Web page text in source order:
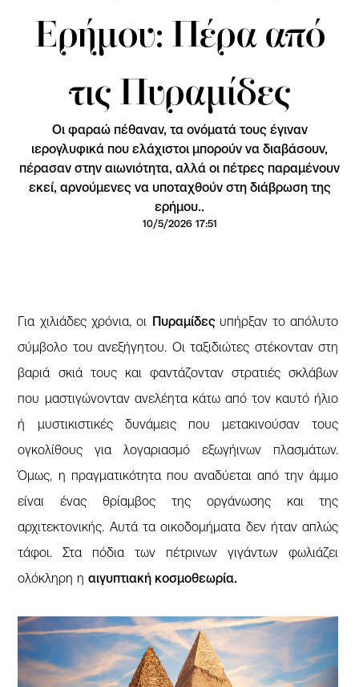
Ερήμου: Πέρα από
τις Πυραμίδες
Οι φαραώ πέθαναν, τα ονόματά τους έγιναν
ιερογλυφικά που ελάχιστοι μπορούν να διαβάσουν,
πέρασαν στην αιωνιότητα, αλλά οι πέτρες παραμένουν
εκεί, αρνούμενες να υποταχθούν στη διάβρωση της
ερήμου..
10/5/2026 17:51
Για χιλιάδες χρόνια, οι Πυραμίδες υπήρξαν το απόλυτο
σύμβολο του ανεξήγητου. Οι ταξιδιώτες στέκονταν στη
βαριά σκιά τους και φαντάζονταν στρατιές σκλάβων
που μαστιγώνονταν ανελέητα κάτω από τον καυτό ήλιο
ή μυστικιστικές δυνάμεις που μετακινούσαν τους
ογκολίθους για λογαριασμό εξωγήινων πλασμάτων.
Όμως, η πραγματικότητα που αναδύεται από την άμμο
είναι ένας θρίαμβος της οργάνωσης και της
αρχιτεκτονικής. Αυτά τα οικοδομήματα δεν ήταν απλώς
τάφοι. Στα πόδια των πέτρινων γιγάντων φωλιάζει
ολόκληρη ηαιγυπτιακή κοσμοθεωρία.